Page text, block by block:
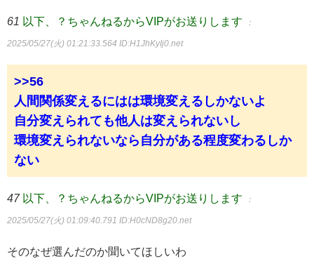
61 以下、？ちゃんねるからVIPがお送りします ：
2025/05/27(火) 01:21:33.564 ID:H1JhKyIj0.net
>>56
人間関係変えるにはは環境変えるしかないよ
自分変えられても他人は変えられないし
環境変えられないなら自分がある程度変わるしか
ない
47 以下、？ちゃんねるからVIPがお送りします ：
2025/05/27(火) 01:09:40.791 ID:H0cND8g20.net
そのなぜ選んだのか聞いてほしいわ